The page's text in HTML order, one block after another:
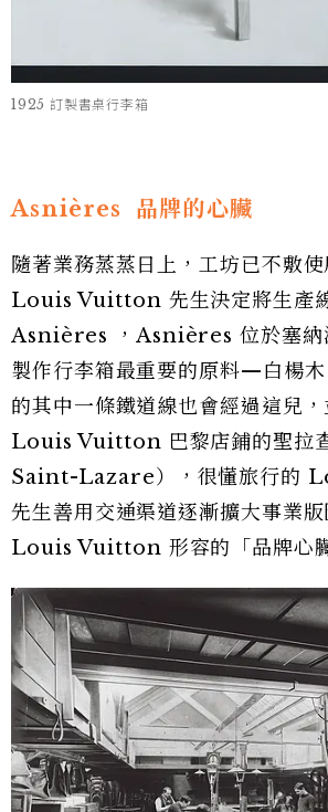
1925 訂製書桌行李箱
Asnières 品牌的心臟
隨著業務蒸蒸日上，工坊已不敷使
Louis Vuitton 先生決定將生產
Asnières ，Asnières 位於塞納
製作行李箱最重要的原料—白楊
的其中一條鐵道線也會經過這兒
Louis Vuitton 巴黎店鋪的聖拉
Saint-Lazare），很懂旅行的
先生善用交通渠道逐漸擴大事業
Louis Vuitton 形容的「品牌心